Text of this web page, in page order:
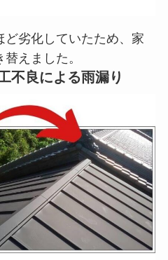
劣化していたため、家
えました。
不良による雨漏り